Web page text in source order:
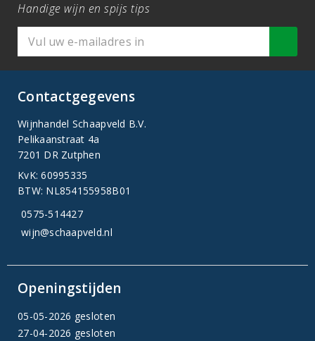
Handige wijn en spijs tips
Contactgegevens
Wijnhandel Schaapveld B.V.
Pelikaanstraat 4a
7201 DR Zutphen
KvK: 60995335
BTW: NL854155958B01
0575-514427
wijn@schaapveld.nl
Openingstijden
05-05-2026 gesloten
27-04-2026 gesloten